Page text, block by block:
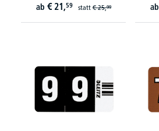
ab € 21,59 statt€ 25,99 ab